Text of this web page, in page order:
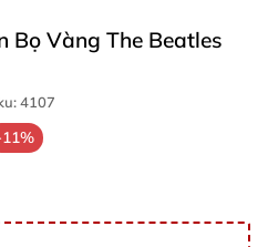
Bọ Vàng The Beatles
4107